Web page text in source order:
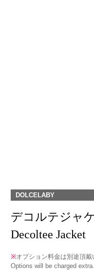
DOLCELABY
デコルテジャ
Decoltee Jacket
※オプション料金は別途頂戴
Options will be charged extra.